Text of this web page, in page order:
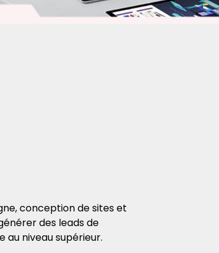
conception de sites et
des leads de
niveau supérieur.